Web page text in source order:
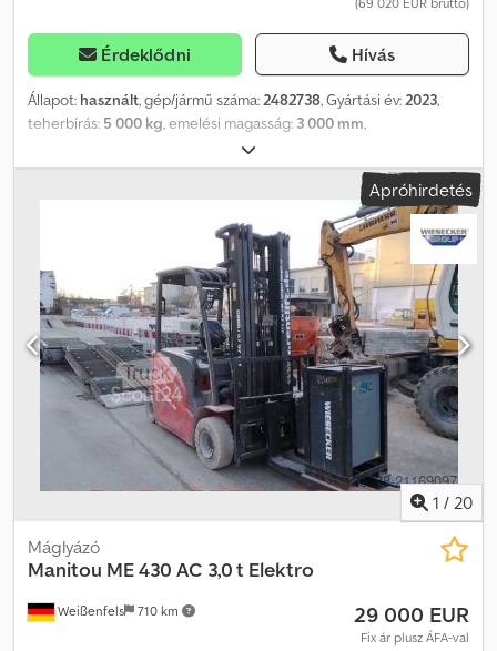
Érdeklődni Hívás
Állapot: használt, gép/jármű száma:2482738, Gyártási év:2023,
teherbírás: 5 000 kg, emelési magasság: 3 000 mm,
, építési magasság:
piros, üzemanyag:elektromosság, Felszereltség:UVV biztonsági
, * Névleges teherbírás LSP-nél: 5 t *
Gumiabroncsok: SE 2x/2 Chjdpsqi I Hhsfx Aidsa * Teljes szélesség:
1380 mm * Építési magasság: 2300 mm * Teher súlypontja: 500 mm
* Feszültség: 80 V * Menetmotor(ok): 16,6 kW * Emelőmotor(ok):
25,4 kW * Saját tömeg: 7,1 t * Fordulókör sugara: 2,72 m * Emelési
magasság: 3 m * Haladási sebesség terheléssel/terhelés nélkül: 13
/ 13,5 km/h * Emelés terheléssel/terhelés nélkül: 0,26 / 0,40 m/s *
Süllyesztés terheléssel/terhelés nélkül: 0,50 / 0,30 m/s
Apróhirdetés
1 / 20
Weißenfels 710 km
Máglyázó
Manitou ME 430 AC 3,0 t Elektro
29 000 EUR
Fix ár plusz ÁFA-val